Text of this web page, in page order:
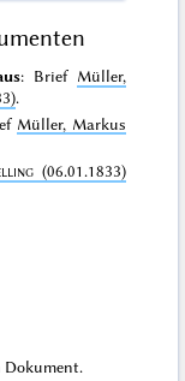
: Brief Müller,
.
Müller, Markus
(06.01.1833)
Dokument.